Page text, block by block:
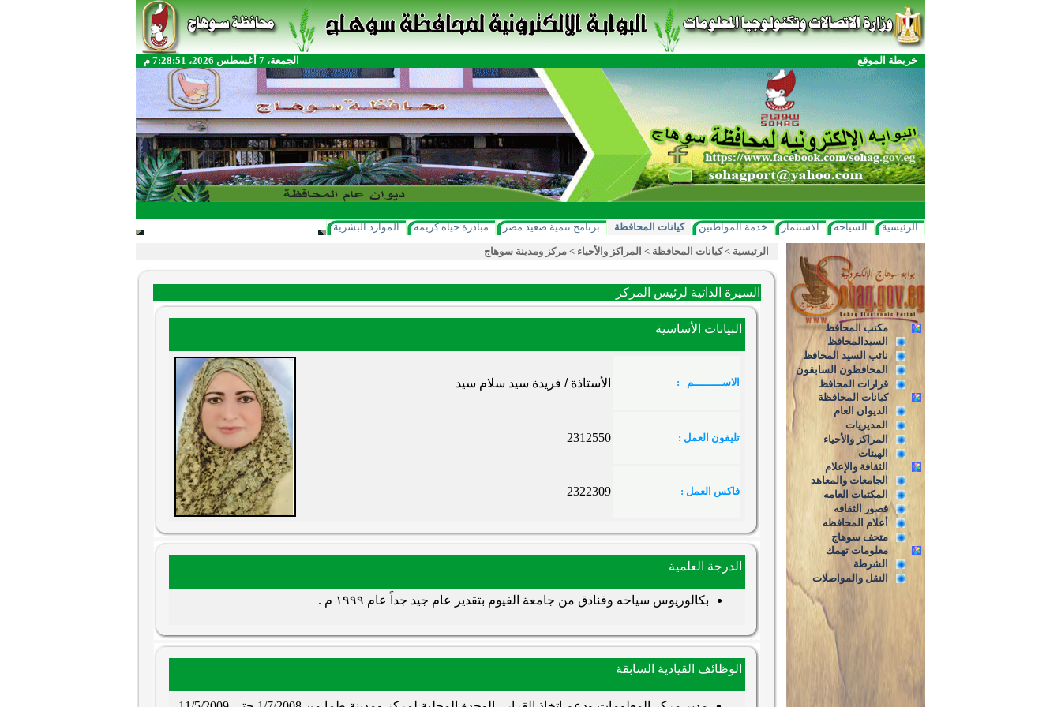
خريطة الموقع الجمعة، 7 أغسطس 2026، 7:28:51 م
الرئيسية السياحه الاستثمار خدمة المواطنين كيانات المحافظة برنامج تنمية صعيد مصر مبادرة حياه كريمه الموارد البشرية
مكتب المحافظ
السيدالمحافظ
نائب السيد المحافظ
المحافظون السابقون
قرارات المحافظ
كيانات المحافظة
الديوان العام
المديريات
المراكز والأحياء
الهيئات
الثقافة والإعلام
الجامعات والمعاهد
المكتبات العامه
قصور الثقافه
أعلام المحافظه
متحف سوهاج
معلومات تهمك
الشرطة
النقل والمواصلات
الرئيسية >كيانات المحافظة > المراكز والأحياء > مركز ومدينة سوهاج
السيرة الذاتية لرئيس المركز
البيانات الأساسية
الاســـــــــم : الأستاذة / فريدة سيد سلام سيد
تليفون العمل : 2312550
فاكس العمل : 2322309
الدرجة العلمية
بكالوريوس سياحه وفنادق من جامعة الفيوم بتقدير عام جيد جداً عام ١٩٩٩ م .
الوظائف القيادية السابقة